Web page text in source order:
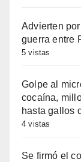
Advierten
guerra entre
5 vistas
Golpe al
cocaína,
hasta gallos
4 vistas
Se firmó el